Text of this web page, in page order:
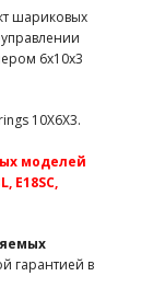
GO .21 .28 (B-
Himoto)
ДВС (TE1814A
Himoto)
шариковых
6х10х3
10X6X3.
моделей
E18SC,
гарантией в